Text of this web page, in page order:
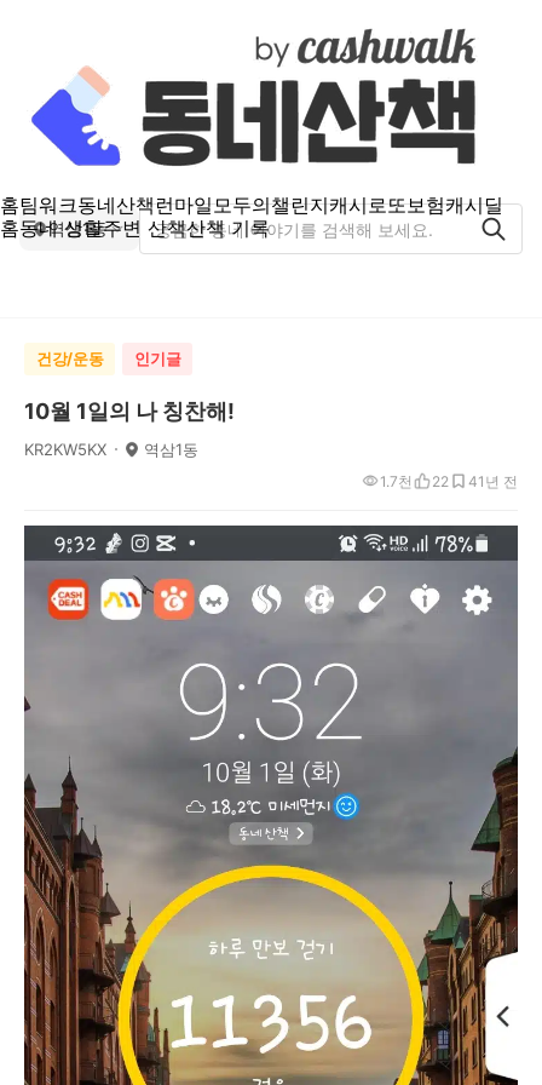
홈팀워크동네산책런마일모두의챌린지캐시로또보험캐시딜
홈동네 생활주변 산책산책 기록
역삼1동
건강/운동 인기글
10월 1일의 나 칭찬해!
KR2KW5KX 역삼1동
1년 전
1.7천 22 4